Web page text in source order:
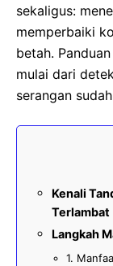
sekaligus:
memperbaiki
betah.
mulai dari
serangan
Kenali
Terlambat
Langkah
1.